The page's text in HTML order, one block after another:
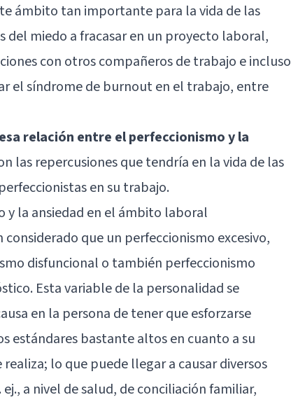
ámbito tan importante para la vida de las
del miedo a fracasar en un proyecto laboral,
con otros compañeros de trabajo e incluso
el síndrome de burnout en el trabajo, entre
relación entre el perfeccionismo y la
las repercusiones que tendría en la vida de las
en su trabajo.
y la ansiedad en el ámbito laboral
que un perfeccionismo excesivo,
disfuncional o también perfeccionismo
Esta variable de la personalidad se
en la persona de tener que esforzarse
estándares bastante altos en cuanto a su
lo que puede llegar a causar diversos
a nivel de salud, de conciliación familiar,